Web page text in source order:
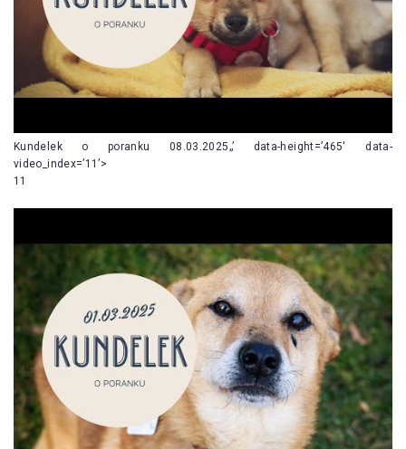
Kundelek o poranku 08.03.2025„’ data-height=’465′ data-
video_index=’11’>
11